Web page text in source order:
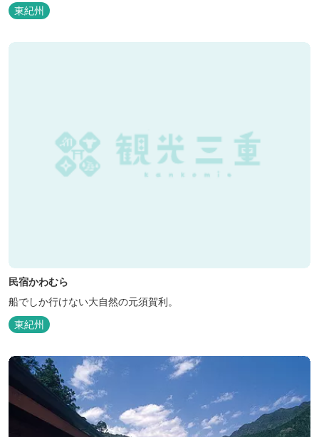
東紀州
民宿かわむら
船でしか行けない大自然の元須賀利。
東紀州